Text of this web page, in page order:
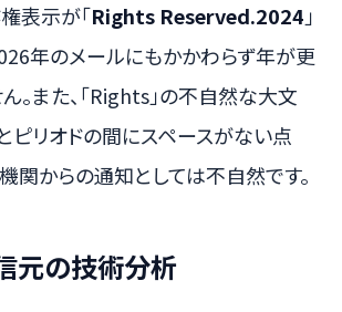
表示が「Rights Reserved.2024」
年のメールにもかかわらず年が更
。また、「Rights」の不自然な大文
ピリオドの間にスペースがない点
関からの通知としては不自然です。
元の技術分析